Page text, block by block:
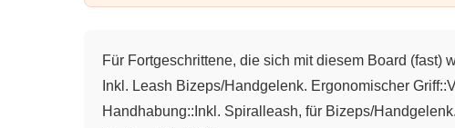
Für Fortgeschrittene, die sich mit diesem Board (fast)
Inkl. Leash Bizeps/Handgelenk. Ergonomischer
Handhabung::Inkl. Spiralleash, für Bizeps/